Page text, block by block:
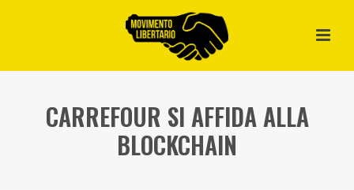
CARREFOUR SI AFFIDA ALLA
BLOCKCHAIN